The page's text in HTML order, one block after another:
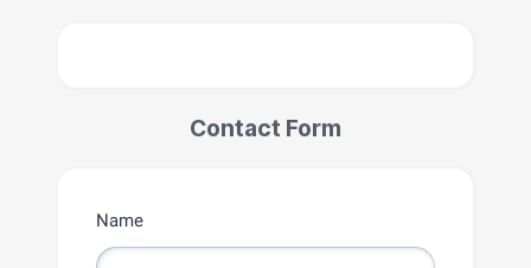
Contact Form
Name